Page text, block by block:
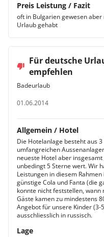
Preis Leistung / Fazit
oft in Bulgarien gewesen
Urlaub gehabt
Für deutsche
empfehlen
Badeurlaub
01.06.2014
Allgemein / Hotel
Die Hotelanlage besteht aus
umfangreichen
neueste Hotel aber
unbedingt 5 Sterne wert. Wir
Leistungen in diesem
günstige Cola und Fanta (die
konnte nicht feststellen, wann
Gäste kamen zu mindestens
Angebot für unsere Kinder (3-
ausschliesslich in russisch.
Lage